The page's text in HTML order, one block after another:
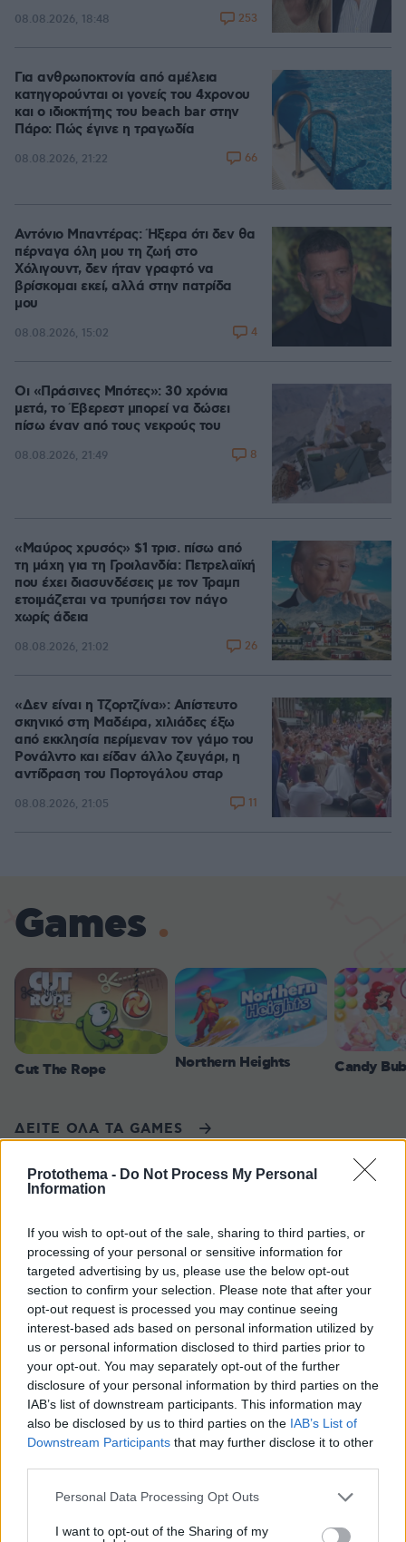
Protothema - Do Not Process My Personal
Information
If you wish to opt-out of the sale, sharing to third parties, or
processing of your personal or sensitive information for
targeted advertising by us, please use the below opt-out
section to confirm your selection. Please note that after your
opt-out request is processed you may continue seeing
interest-based ads based on personal information utilized by
us or personal information disclosed to third parties prior to
your opt-out. You may separately opt-out of the further
disclosure of your personal information by third parties on the
IAB’s list of downstream participants. This information may
also be disclosed by us to third parties on the IAB’s List of
Downstream Participants that may further disclose it to other
Please note that this website/app uses one or more Google
not limited to your visit or usage behaviour. You may click to
Personal Data Processing Opt Outs
I want to opt-out of the Sharing of my
08.08.2026, 18:48 253
Για ανθρωποκτονία από αμέλεια
κατηγορούνται οι γονείς του 4χρονου
και ο ιδιοκτήτης του beach bar στην
Πάρο: Πώς έγινε η τραγωδία
08.08.2026, 21:22 66
Αντόνιο Μπαντέρας: Ήξερα ότι δεν θα
πέρναγα όλη μου τη ζωή στο
Χόλιγουντ, δεν ήταν γραφτό να
βρίσκομαι εκεί, αλλά στην πατρίδα
μου
08.08.2026, 15:02 4
Οι «Πράσινες Μπότες»: 30 χρόνια
μετά, το Έβερεστ μπορεί να δώσει
πίσω έναν από τους νεκρούς του
08.08.2026, 21:49 8
«Μαύρος χρυσός» $1 τρισ. πίσω από
τη μάχη για τη Γροιλανδία: Πετρελαϊκή
που έχει διασυνδέσεις με τον Τραμπ
ετοιμάζεται να τρυπήσει τον πάγο
χωρίς άδεια
08.08.2026, 21:02 26
«Δεν είναι η Τζορτζίνα»: Απίστευτο
σκηνικό στη Μαδέιρα, χιλιάδες έξω
από εκκλησία περίμεναν τον γάμο του
Ρονάλντο και είδαν άλλο ζευγάρι, η
αντίδραση του Πορτογάλου σταρ
08.08.2026, 21:05 11
Games
Cut The Rope Northern Heights Candy
ΔΕΙΤΕ ΟΛΑ ΤΑ GAMES
Best of Network